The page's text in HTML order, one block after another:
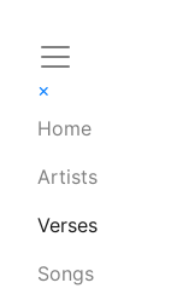
×
Home
Artists
Verses
Songs